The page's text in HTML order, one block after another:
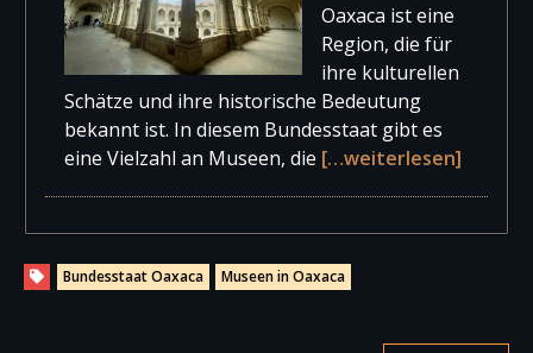
Oaxaca ist eine
Region, die für
ihre kulturellen
Schätze und ihre historische Bedeutung
bekannt ist. In diesem Bundesstaat gibt es
eine Vielzahl an Museen, die […weiterlesen]
Bundesstaat Oaxaca Museen in Oaxaca